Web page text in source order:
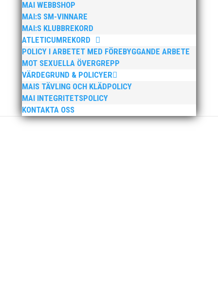
MAI WEBBSHOP
MAI:S SM-VINNARE
MAI:S KLUBBREKORD
ATLETICUMREKORD
POLICY I ARBETET MED FÖREBYGGANDE ARBETE
MOT SEXUELLA ÖVERGREPP
VÄRDEGRUND & POLICYER
MAIS TÄVLING OCH KLÄDPOLICY
MAI INTEGRITETSPOLICY
KONTAKTA OSS
på plats och igång med en mängd olika projekt. Med
sin parhäst och nära vän, Bengt Bendéus,...
Nu är hösten här och för oss MAI:re betyder det olika